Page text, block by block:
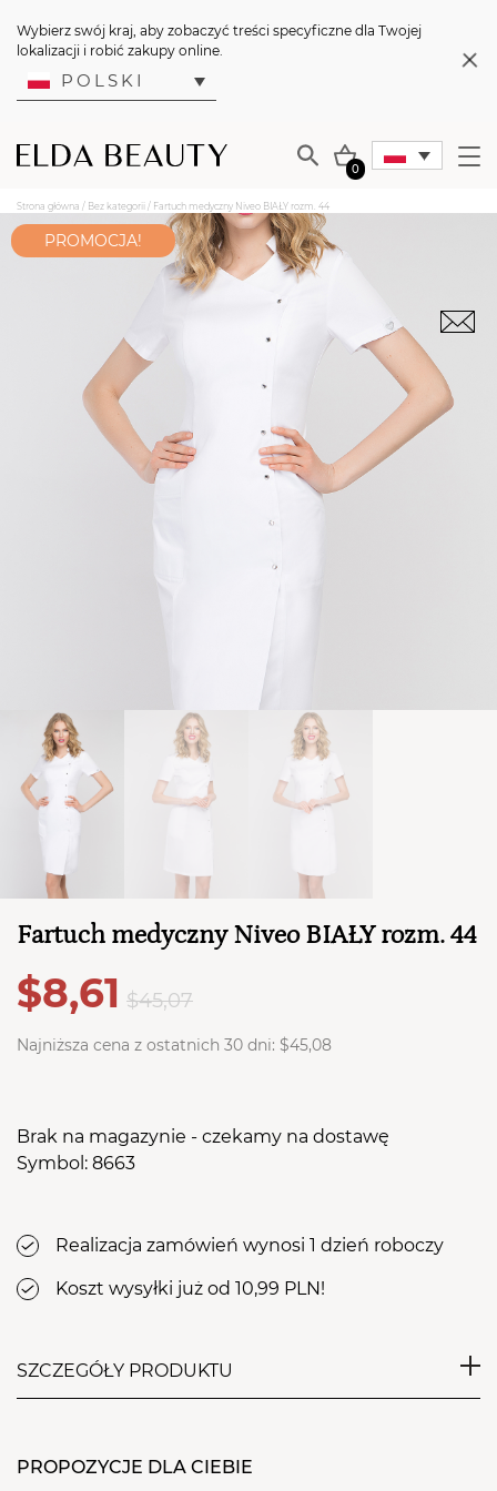
Wybierz swój kraj, aby zobaczyć treści specyficzne dla Twojej
lokalizacji i robić zakupy online.
POLSKI
0
TWÓJ KOSZYK (
Suma koszyka (
Strona główna / Bez kategorii / Fartuch medyczny Niveo BIAŁY rozm. 44
PROMOCJA!
Fartuch medyczny Niveo BIAŁY rozm. 44
$8,61 $45,07
Najniższa cena z ostatnich 30 dni: $45,08
Brak na magazynie - czekamy na dostawę
Symbol: 8663
Realizacja zamówień wynosi 1 dzień roboczy
Koszt wysyłki już od 10,99 PLN!
SZCZEGÓŁY PRODUKTU
fartuch kosmetyczny o fasonie sukienki w
PROPOZYCJE DLA CIEBIE